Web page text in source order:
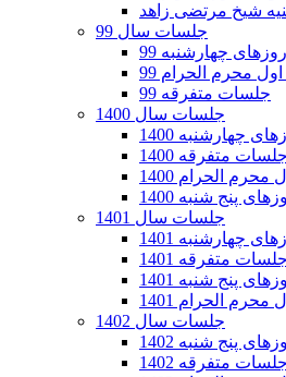
جلسات سال 99
چهارشنبه 99
محرم الحرام 99
جلسات متفرقه 99
جلسات سال 1400
چهارشنبه 1400
جلسات متفرقه 1400
الحرام 1400
پنج شنبه 1400
جلسات سال 1401
چهارشنبه 1401
جلسات متفرقه 1401
پنج شنبه 1401
الحرام 1401
جلسات سال 1402
پنج شنبه 1402
جلسات متفرقه 1402